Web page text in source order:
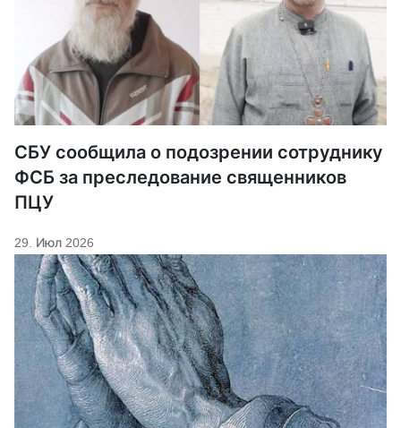
СБУ сообщила о подозрении сотруднику
ФСБ за преследование священников
ПЦУ
29. Июл 2026